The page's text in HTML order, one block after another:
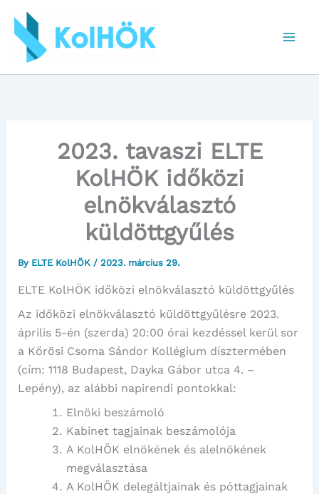
content
2023. tavaszi ELTE
KolHÖK időközi
elnökválasztó
küldöttgyűlés
By ELTE KolHÖK / 2023. március 29.
ELTE KolHÖK időközi elnökválasztó küldöttgyűlés
Az időközi elnökválasztó küldöttgyűlésre 2023.
április 5-én (szerda) 20:00 órai kezdéssel kerül sor
a Kőrösi Csoma Sándor Kollégium dísztermében
(cím: 1118 Budapest, Dayka Gábor utca 4. –
Lepény), az alábbi napirendi pontokkal:
Elnöki beszámoló
Kabinet tagjainak beszámolója
A KolHÖK elnökének és alelnökének
megválasztása
A KolHÖK delegáltjainak és póttagjainak